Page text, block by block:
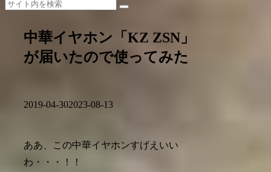
中華イヤホン「KZ ZSN」
が届いたので使ってみた
2019-04-302023-08-13
ああ、この中華イヤホンすげえいい
わ・・・！！